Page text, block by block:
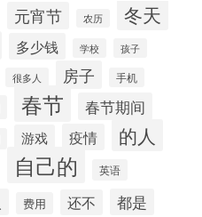
元宵节 农历 冬天
多少钱 学校 孩子
很多人 房子 手机
春节 春节期间
游戏 疫情 的人
自己的 英语
费用 还不 都是